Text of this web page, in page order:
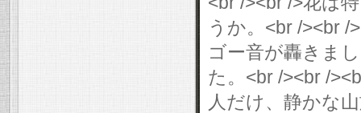
うか。<br /><br /
ゴー音が轟きま
た。<br /><br /
人だけ、静かな